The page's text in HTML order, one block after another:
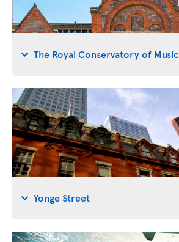
The Royal Conservatory of Music
Yonge Street